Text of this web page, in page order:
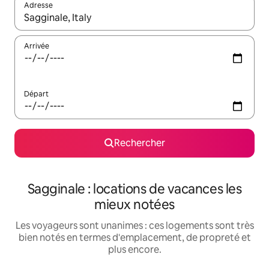
Adresse
Lorsque les résultats s'affichent, utilisez les flèches vers le
Arrivée
Départ
Rechercher
Sagginale : locations de vacances les
mieux notées
Les voyageurs sont unanimes : ces logements sont très
bien notés en termes d'emplacement, de propreté et
plus encore.